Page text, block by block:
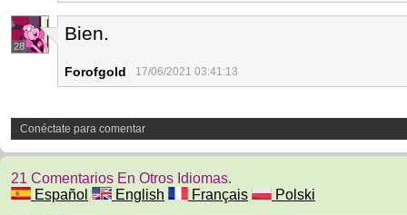
28
Bien.
Forofgold 17/06/2021 03:41:13
Conéctate para comentar
21 Comentarios En Otros Idiomas.
Español
English Français Polski